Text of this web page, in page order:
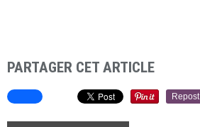
PARTAGER CET ARTICLE
Repost